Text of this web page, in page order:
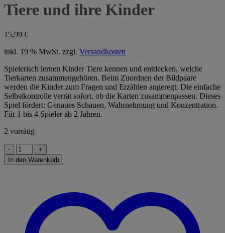
Tiere und ihre Kinder
15,99 €
inkl. 19 % MwSt. zzgl. Versandkosten
Spielerisch lernen Kinder Tiere kennen und entdecken, welche
Tierkarten zusammengehören. Beim Zuordnen der Bildpaare
werden die Kinder zum Fragen und Erzählen angeregt. Die einfache
Selbstkontrolle verrät sofort, ob die Karten zusammenpassen. Dieses
Spiel fördert: Genaues Schauen, Wahrnehmung und Konzentration.
Für 1 bis 4 Spieler ab 2 Jahren.
2 vorrätig
Tiere
und
ihre
In den Warenkorb